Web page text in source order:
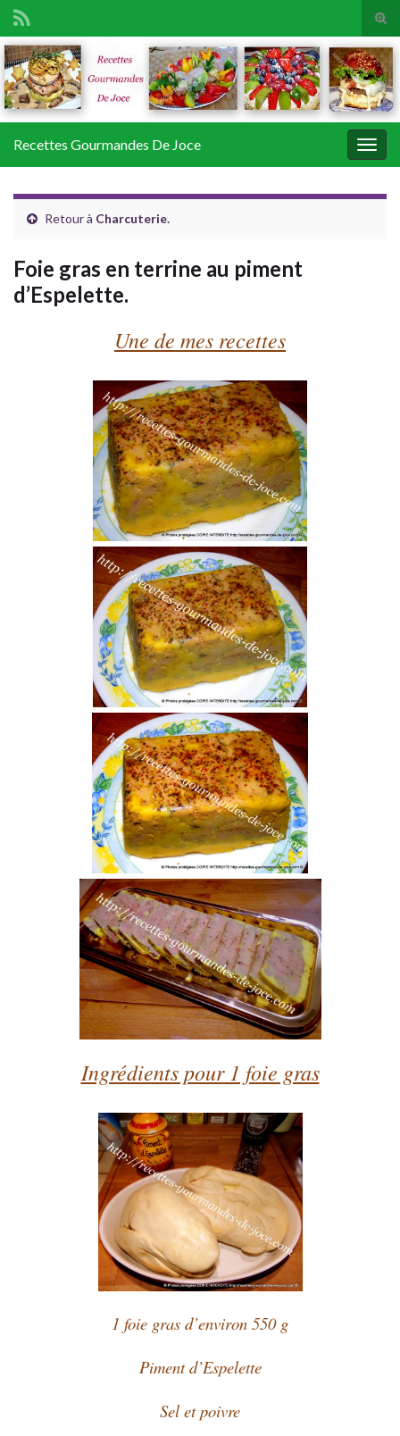
Search for:
Recettes Gourmandes De Joce
Retour à Charcuterie.
Foie gras en terrine au piment
d’Espelette.
Une de mes recettes
Ingrédients pour 1 foie gras
1 foie gras d’environ 550 g
Piment d’Espelette
Sel et poivre